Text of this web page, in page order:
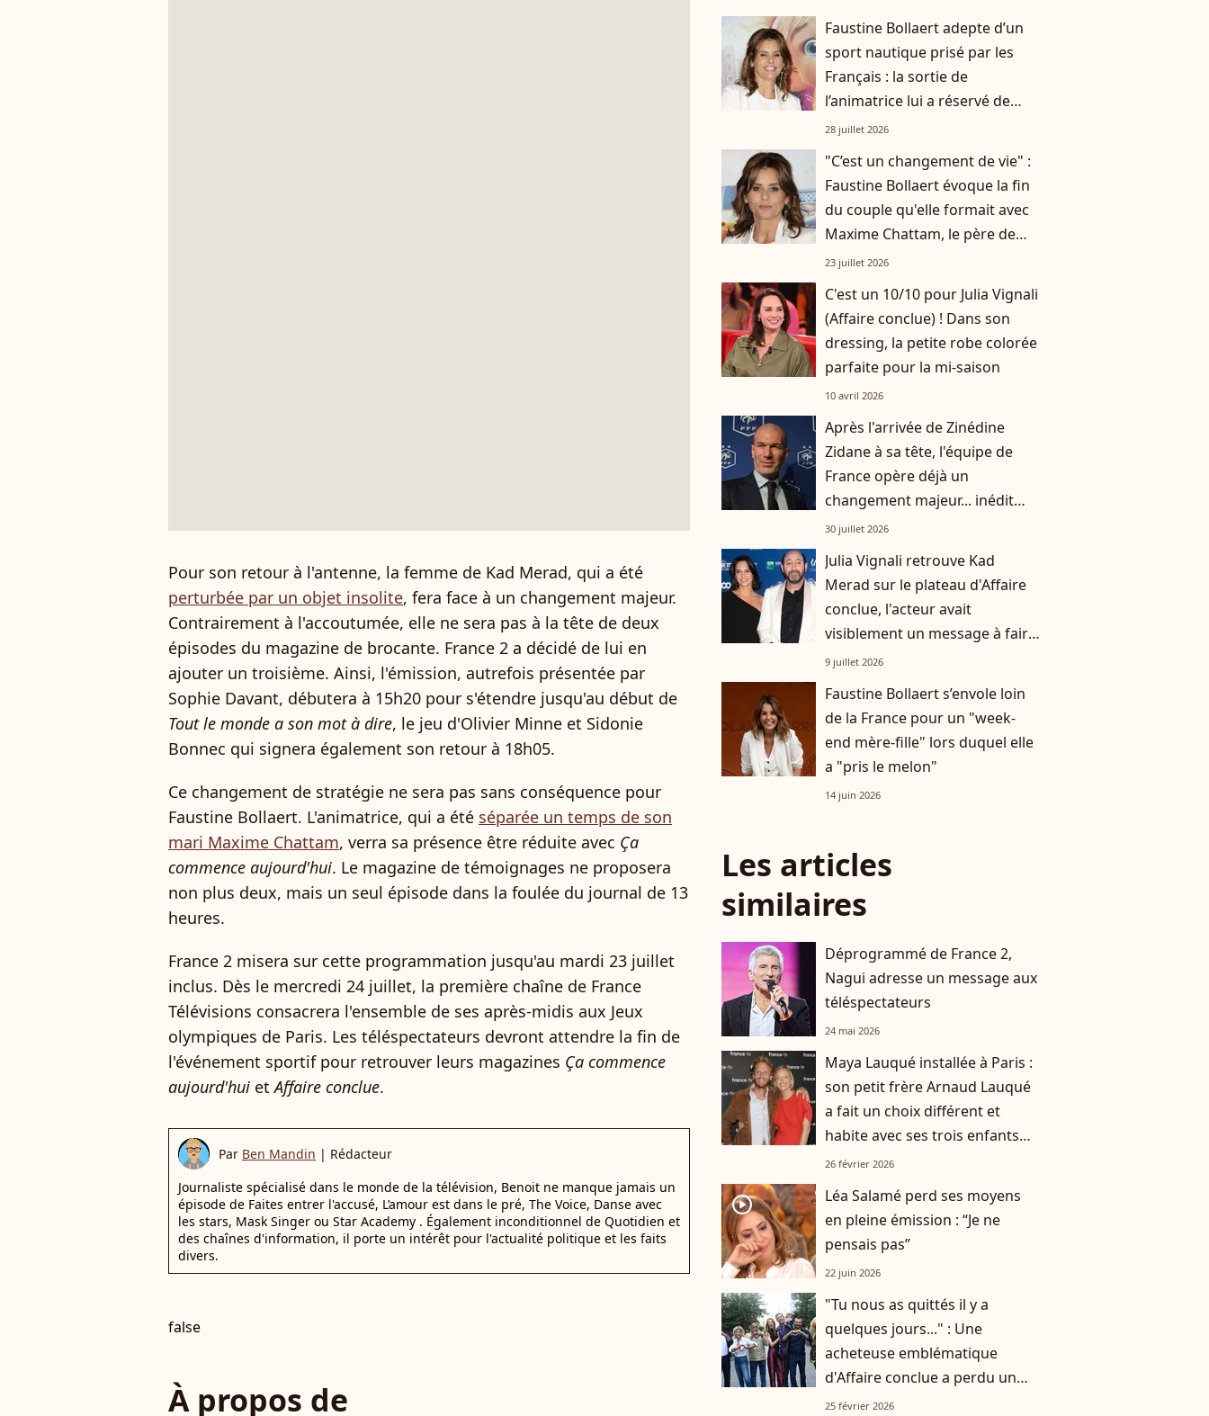
Pour son retour à l'antenne, la femme de Kad Merad, qui a été
perturbée par un objet insolite, fera face à un changement majeur.
Contrairement à l'accoutumée, elle ne sera pas à la tête de deux
épisodes du magazine de brocante. France 2 a décidé de lui en
ajouter un troisième. Ainsi, l'émission, autrefois présentée par
Sophie Davant, débutera à 15h20 pour s'étendre jusqu'au début de
Tout le monde a son mot à dire, le jeu d'Olivier Minne et Sidonie
Bonnec qui signera également son retour à 18h05.
Ce changement de stratégie ne sera pas sans conséquence pour
Faustine Bollaert. L'animatrice, qui a été séparée un temps de son
mari Maxime Chattam, verra sa présence être réduite avec Ça
commence aujourd'hui. Le magazine de témoignages ne proposera
non plus deux, mais un seul épisode dans la foulée du journal de 13
heures.
France 2 misera sur cette programmation jusqu'au mardi 23 juillet
inclus. Dès le mercredi 24 juillet, la première chaîne de France
Télévisions consacrera l'ensemble de ses après-midis aux Jeux
olympiques de Paris. Les téléspectateurs devront attendre la fin de
l'événement sportif pour retrouver leurs magazines Ça commence
aujourd'hui etAffaire conclue.
Par Ben Mandin | Rédacteur
Journaliste spécialisé dans le monde de la télévision, Benoit ne manque jamais un
épisode de Faites entrer l'accusé, L’amour est dans le pré, The Voice, Danse avec
les stars, Mask Singer ou Star Academy . Également inconditionnel de Quotidien et
des chaînes d'information, il porte un intérêt pour l'actualité politique et les faits
divers.
false
À propos de
Faustine Bollaert adepte d’un
sport nautique prisé par les
Français : la sortie de
l’animatrice lui a réservé de
mauvaises surprises
28 juillet 2026
"C’est un changement de vie" :
Faustine Bollaert évoque la fin
du couple qu'elle formait avec
Maxime Chattam, le père de
ses enfants
23 juillet 2026
C'est un 10/10 pour Julia Vignali
(Affaire conclue) ! Dans son
dressing, la petite robe colorée
parfaite pour la mi-saison
10 avril 2026
Après l'arrivée de Zinédine
Zidane à sa tête, l'équipe de
France opère déjà un
changement majeur... inédit
depuis 2018
30 juillet 2026
Julia Vignali retrouve Kad
Merad sur le plateau d'Affaire
conclue, l'acteur avait
visiblement un message à faire
passer !
9 juillet 2026
Faustine Bollaert s’envole loin
de la France pour un "week-
end mère-fille" lors duquel elle
a "pris le melon"
14 juin 2026
Les articles
similaires
Déprogrammé de France 2,
Nagui adresse un message aux
téléspectateurs
24 mai 2026
Maya Lauqué installée à Paris :
son petit frère Arnaud Lauqué
a fait un choix différent et
habite avec ses trois enfants
dans une ville très appréciée du
26 février 2026
player2
Léa Salamé perd ses moyens
en pleine émission : “Je ne
pensais pas”
22 juin 2026
"Tu nous as quittés il y a
quelques jours..." : Une
acheteuse emblématique
d'Affaire conclue a perdu un
membre de son clan
25 février 2026